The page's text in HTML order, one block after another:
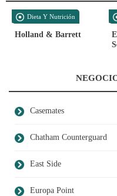
Dieta Y Nutrición
Holland & Barrett
Casemates
Chatham Counterguard
East Side
Europa Point